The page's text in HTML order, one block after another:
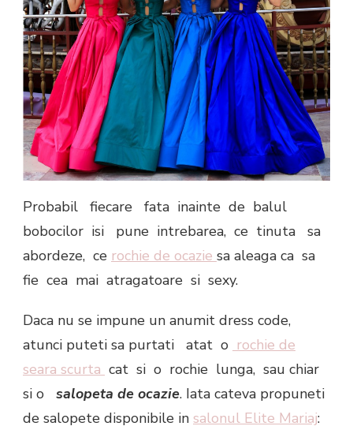
Probabil fiecare fata inainte de balul
bobocilor isi pune intrebarea, ce tinuta sa
abordeze, ce rochie de ocazie sa aleaga ca sa
fie cea mai atragatoare si sexy.
Daca nu se impune un anumit dress code,
atunci puteti sa purtati atat o rochie de
seara scurta cat si o rochie lunga, sau chiar
si o salopeta de ocazie. Iata cateva propuneti
de salopete disponibile in salonul Elite Mariaj: